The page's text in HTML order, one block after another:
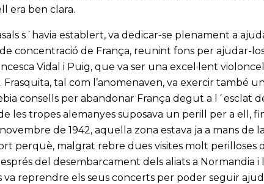
era ben clara.
s´havia establert, va dedicar-se plenament a
concentració de França, reunint fons per ajudar-
Vidal i Puig, que va ser una excel·lent
Frasquita, tal com l’anomenaven, va exercir també
consells per abandonar França degut a l´esclat
les tropes alemanyes suposava un perill per a ell,
de 1942, aquella zona estava ja a mans de
perquè, malgrat rebre dues visites molt perilloses
del desembarcament dels aliats a Normandia i
va reprendre els seus concerts per poder seguir